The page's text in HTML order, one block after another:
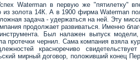
Waterman в первую же "пятилетку"
из золота 14К. А в 1900 фирма Waterman
задача - удержаться на ней. Эту
продолжает развиваться. Именно
Был налажен выпуск
протечки чернил. Сама компания взяла
красноречиво
мирный договор, положивший конец